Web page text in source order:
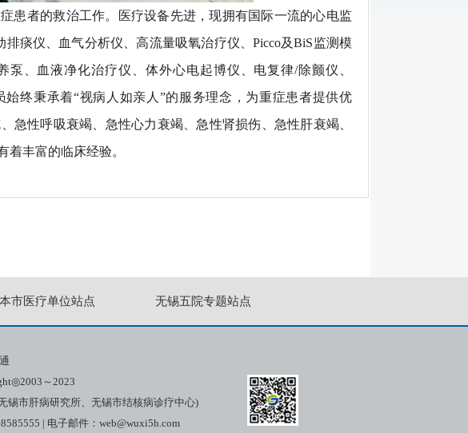
患者的救治工作。医疗设备先进，现拥有国际一流的心电监
痰仪、血气分析仪、高流量吸氧治疗仪、Picco及BiS监测模
、血液净化治疗仪、体外心电起博仪、电复律/除颤仪、
终秉承着“视病人如亲人”的服务理念，为重症患者提供优
急性呼吸衰竭、急性心力衰竭、急性肾损伤、急性肝衰竭、
着丰富的临床经验。
本市医疗单位站点 无锡五院专题站点
～2023
锡市肝病研究所、无锡市结核病诊疗中心)
| 电子邮件：web@wuxi5h.com